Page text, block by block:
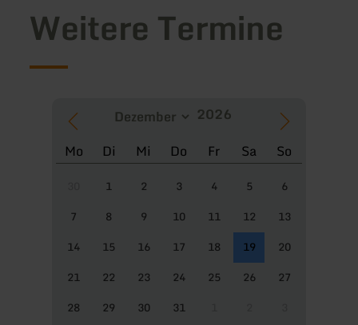
Weitere Termine
Mo Di Mi Do Fr Sa So
1 2 3 4 5
6
7
8 9 10 11 12
13
14
15 16 17 18 19
20
21
22 23 24 25 26
27
28
29 30 31